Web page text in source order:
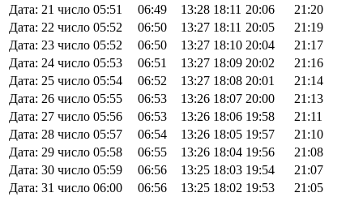
Дата: 21 число 05:51 06:49 13:28 18:11 20:06
21:20
Дата: 22 число 05:52 06:50 13:27 18:11 20:05
21:19
Дата: 23 число 05:52 06:50 13:27 18:10 20:04
21:17
Дата: 24 число 05:53 06:51 13:27 18:09 20:02
21:16
Дата: 25 число 05:54 06:52 13:27 18:08 20:01
21:14
Дата: 26 число 05:55 06:53 13:26 18:07 20:00
21:13
Дата: 27 число 05:56 06:53 13:26 18:06 19:58
21:11
Дата: 28 число 05:57 06:54 13:26 18:05 19:57
21:10
Дата: 29 число 05:58 06:55 13:26 18:04 19:56
21:08
Дата: 30 число 05:59 06:56 13:25 18:03 19:54
21:07
Дата: 31 число 06:00 06:56 13:25 18:02 19:53
21:05